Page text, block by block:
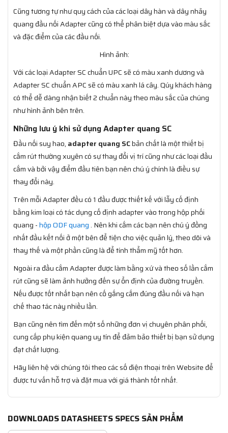
Cũng tương tự như quy cách của các loại dây hàn và dây nhảy
quang đầu nối Adapter cũng có thể phân biệt dựa vào màu sắc
và đặc điểm của các đầu nối.
Hình ảnh:
Với các loại Adapter SC chuẩn UPC sẽ có màu xanh dương và
Adapter SC chuẩn APC sẽ có màu xanh lá cây. Qúy khách hàng
có thể dễ dàng nhận biết 2 chuẩn này theo màu sắc của chúng
như hình ảnh bên trên.
Những lưu ý khi sử dụng Adapter quang SC
Đầu nối suy hao, adapter quang SCbản chất là một thiết bị
cắm rút thường xuyên có sự thay đổi vị trí cũng như các loại đầu
cắm và bởi vậy điểm đầu tiên bạn nên chú ý chính là điều sự
thay đổi này.
Trên mỗi Adapter đều có 1 đầu được thiết kế với lẫy cố định
bằng kim loại có tác dụng cố định adapter vào trong hộp phối
quang -hộp ODF quang. Nên khi cắm các bạn nên chú ý đồng
nhất đầu kết nối ở một bên để tiện cho việc quản lý, theo dõi và
thay thế và một phần cũng là để tính thẩm mỹ tốt hơn.
Ngoài ra đầu cắm Adapter được làm bằng xứ và theo số lần cắm
rút cũng sẽ làm ảnh hưởng đến sự ổn định của đường truyền.
Nếu được tốt nhất bạn nên cố gắng cắm đúng đầu nối và hạn
chế thao tác này nhiều lần.
Bạn cũng nên tìm đến một số những đơn vị chuyên phân phối,
cung cấp phụ kiện quang uy tín để đảm bảo thiết bị bạn sử dụng
đạt chất lượng.
Hãy liên hệ với chúng tôi theo các số điện thoại trên Website để
được tư vấn hỗ trợ và đặt mua với giá thành tốt nhất.
DOWNLOADS DATASHEETS SPECS SẢN PHẨM